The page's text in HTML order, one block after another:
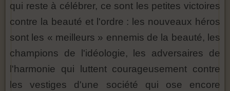
qui reste à célébrer, ce sont les petites victoires
contre la beauté et l'ordre : les nouveaux héros
sont les « meilleurs » ennemis de la beauté, les
champions de l'idéologie, les adversaires de
l'harmonie qui luttent courageusement contre
les vestiges d'une société qui ose encore